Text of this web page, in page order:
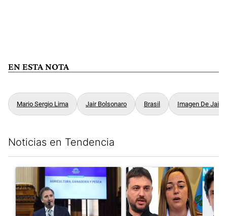
EN ESTA NOTA
Mario Sergio Lima Jair Bolsonaro Brasil Imagen De Jair
Noticias en Tendencia
Un artículo de tendencia con el título "Di Tullio impugnó a
Un artículo de tendencia con